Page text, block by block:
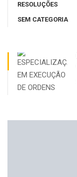
RESOLUÇÕES
SEM CATEGORIA